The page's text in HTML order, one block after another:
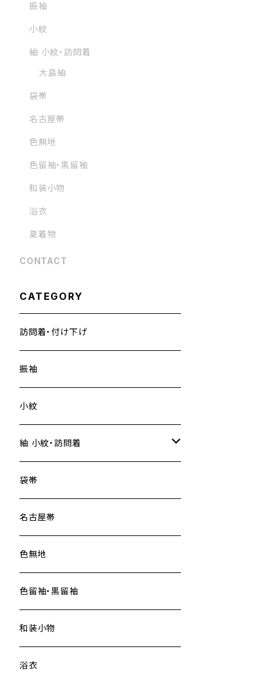
振袖
小紋
紬 小紋・訪問着
大島紬
袋帯
名古屋帯
色無地
色留袖・黒留袖
和装小物
浴衣
夏着物
CONTACT
CATEGORY
訪問着・付け下げ
振袖
小紋
紬 小紋・訪問着
大島紬
袋帯
名古屋帯
色無地
色留袖・黒留袖
和装小物
浴衣